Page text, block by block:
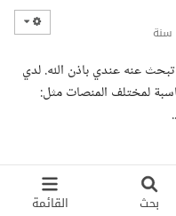
بحث القائمة
سنة
عنه عندي باذن الله. لدي
لمختلف المنصات مثل: